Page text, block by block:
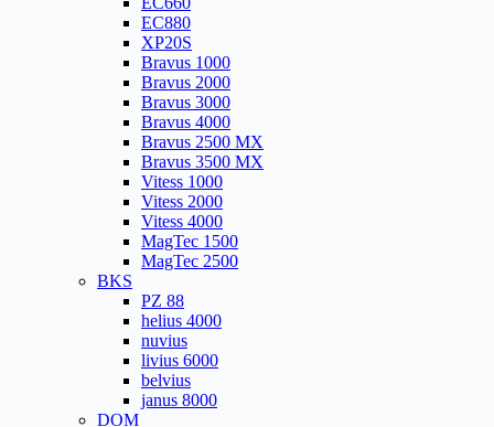
EC880
XP20S
Bravus 1000
Bravus 2000
Bravus 3000
Bravus 4000
Bravus 2500 MX
Bravus 3500 MX
Vitess 1000
Vitess 2000
Vitess 4000
MagTec 1500
MagTec 2500
BKS
PZ 88
helius 4000
nuvius
livius 6000
belvius
janus 8000
DOM